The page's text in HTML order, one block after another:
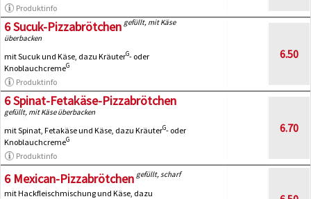
Produktinfo
6 Sucuk-Pizzabrötchen gefüllt, mit Käse
überbacken
mit Sucuk und Käse, dazu KräuterG- oder
KnoblauchcremeG
Produktinfo
6.50
6 Spinat-Fetakäse-Pizzabrötchen
gefüllt, mit Käse überbacken
mit Spinat, Fetakäse und Käse, dazu KräuterG- oder
KnoblauchcremeG
Produktinfo
6.70
6 Mexican-Pizzabrötchen gefüllt, scharf
mit Hackfleischmischung und Käse, dazu